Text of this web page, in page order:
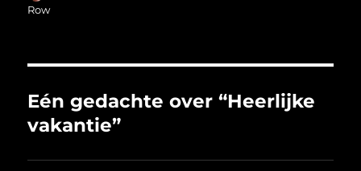
Row
Eén gedachte over “Heerlijke
vakantie”